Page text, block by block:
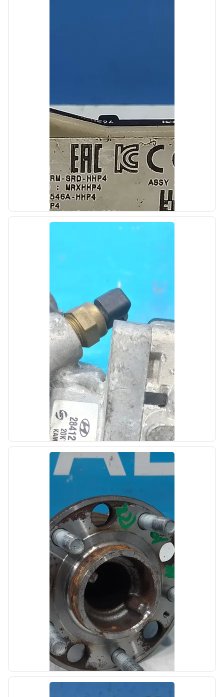
б/у
Диск тормозной задний Kia Ceed 2 JD 2012-
OEM: 58411A6300
Производитель:
Hyundai-KIA
Цена: 1000,00₽
б/у
Датчик давления шин Hyundai Santa Fe 4
TM 2018- 2020 Дорестайлинг
OEM: 52933C1100
Производитель:
Hyundai-KIA
Цена: 800,00₽
Автолайн
б/у
Клапан ЕГР Kia Cerato 4 BD 2018-2021
OEM: 284002E700
Производитель:
Hyundai-KIA
5000,00₽
Автолайн